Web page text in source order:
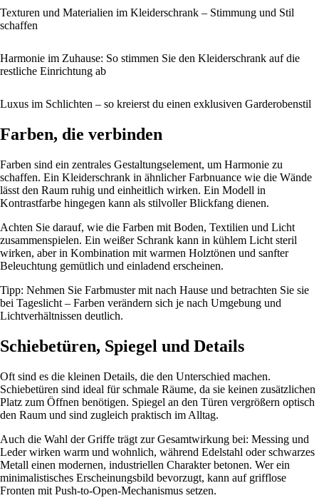
Texturen und Materialien im Kleiderschrank – Stimmung und Stil
schaffen
Harmonie im Zuhause: So stimmen Sie den Kleiderschrank auf die
restliche Einrichtung ab
Luxus im Schlichten – so kreierst du einen exklusiven Garderobenstil
Farben, die verbinden
Farben sind ein zentrales Gestaltungselement, um Harmonie zu
schaffen. Ein Kleiderschrank in ähnlicher Farbnuance wie die Wände
lässt den Raum ruhig und einheitlich wirken. Ein Modell in
Kontrastfarbe hingegen kann als stilvoller Blickfang dienen.
Achten Sie darauf, wie die Farben mit Boden, Textilien und Licht
zusammenspielen. Ein weißer Schrank kann in kühlem Licht steril
wirken, aber in Kombination mit warmen Holztönen und sanfter
Beleuchtung gemütlich und einladend erscheinen.
Tipp: Nehmen Sie Farbmuster mit nach Hause und betrachten Sie sie
bei Tageslicht – Farben verändern sich je nach Umgebung und
Lichtverhältnissen deutlich.
Schiebetüren, Spiegel und Details
Oft sind es die kleinen Details, die den Unterschied machen.
Schiebetüren sind ideal für schmale Räume, da sie keinen zusätzlichen
Platz zum Öffnen benötigen. Spiegel an den Türen vergrößern optisch
den Raum und sind zugleich praktisch im Alltag.
Auch die Wahl der Griffe trägt zur Gesamtwirkung bei: Messing und
Leder wirken warm und wohnlich, während Edelstahl oder schwarzes
Metall einen modernen, industriellen Charakter betonen. Wer ein
minimalistisches Erscheinungsbild bevorzugt, kann auf grifflose
Fronten mit Push-to-Open-Mechanismus setzen.